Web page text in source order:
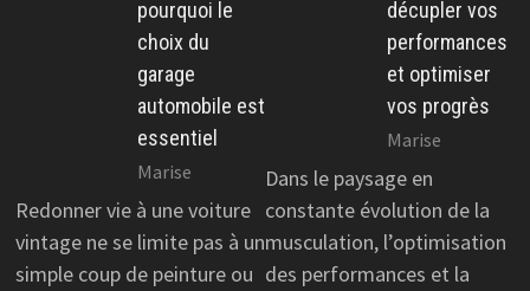
pourquoi le
choix du
garage
automobile est
essentiel
Marise
Redonner vie à une voiture
vintage ne se limite pas à un
simple coup de peinture ou
décupler vos
performances
et optimiser
vos progrès
Marise
Dans le paysage en
constante évolution de la
musculation, l’optimisation
des performances et la